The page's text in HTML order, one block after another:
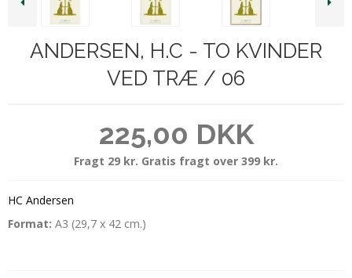
ANDERSEN, H.C - TO KVINDER
VED TRÆ / 06
225,00 DKK
Fragt 29 kr. Gratis fragt over 399 kr.
HC Andersen
Format: A3 (29,7 x 42 cm.)